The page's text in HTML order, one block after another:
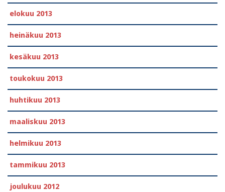
elokuu 2013
heinäkuu 2013
kesäkuu 2013
toukokuu 2013
huhtikuu 2013
maaliskuu 2013
helmikuu 2013
tammikuu 2013
joulukuu 2012